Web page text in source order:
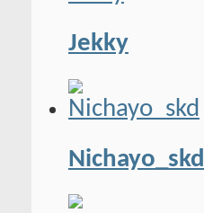
Jekky
Nichayo_skd